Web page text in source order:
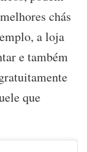
chás
a loja
e também
que